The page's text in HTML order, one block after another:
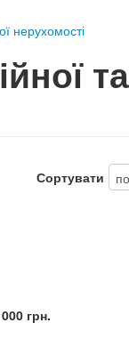
нерухомості
Сортувати
грн.